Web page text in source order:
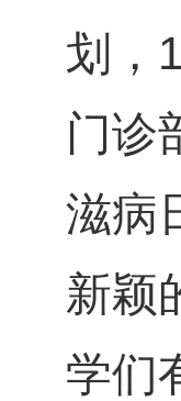
划，
门诊
滋病
新颖
学们